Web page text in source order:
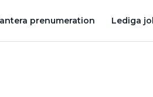
prenumeration Lediga
NATTARBETE BYGGAVTALET I